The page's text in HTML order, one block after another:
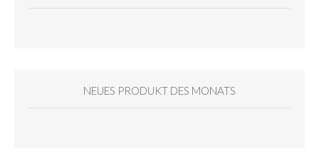
NEUES PRODUKT DES MONATS